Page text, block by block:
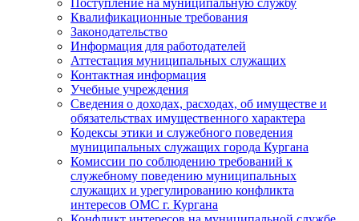
Поступление на муниципальную службу
Квалификационные требования
Законодательство
Информация для работодателей
Аттестация муниципальных служащих
Контактная информация
Учебные учреждения
Сведения о доходах, расходах, об имуществе и
обязательствах имущественного характера
Кодексы этики и служебного поведения
муниципальных служащих города Кургана
Комиссии по соблюдению требований к
служебному поведению муниципальных
служащих и урегулированию конфликта
интересов ОМС г. Кургана